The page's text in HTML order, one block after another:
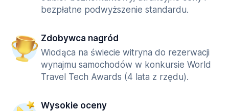
bezpłatne podwyższenie standardu.
Zdobywca nagród
Wiodąca na świecie witryna do rezerwacji
wynajmu samochodów w konkursie World
Travel Tech Awards (4 lata z rzędu).
Wysokie oceny